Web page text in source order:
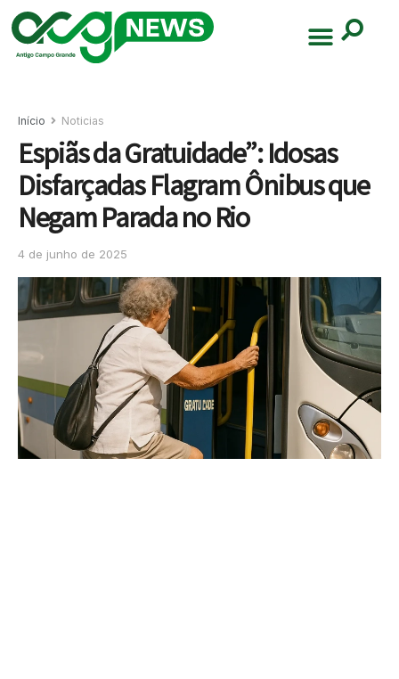
Início Noticias
Espiãs da Gratuidade”: Idosas
Disfarçadas Flagram Ônibus que
Negam Parada no Rio
4 de junho de 2025